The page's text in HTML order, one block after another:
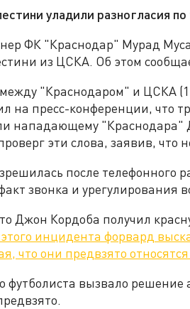
уладили разногласия по
ФК "Краснодар" Мурад
из ЦСКА. Об этом
"Краснодаром" и ЦСКА
на пресс-конференции, что
нападающему "Краснодара"
эти слова, заявив, что
после телефонного
звонка и урегулирования
Джон Кордоба получил
инцидента форвард
что они предвзято
футболиста вызвало